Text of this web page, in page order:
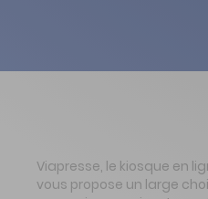
Viapresse, le kiosque en
vous propose un large